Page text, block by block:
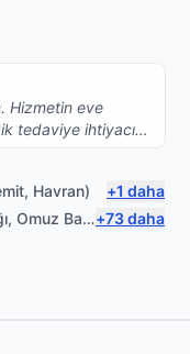
Hizmetin eve
tedaviye ihtiyacı
için teşekkür
, Havran) +1 daha
, Omuz Bağ Yaralanması +73daha